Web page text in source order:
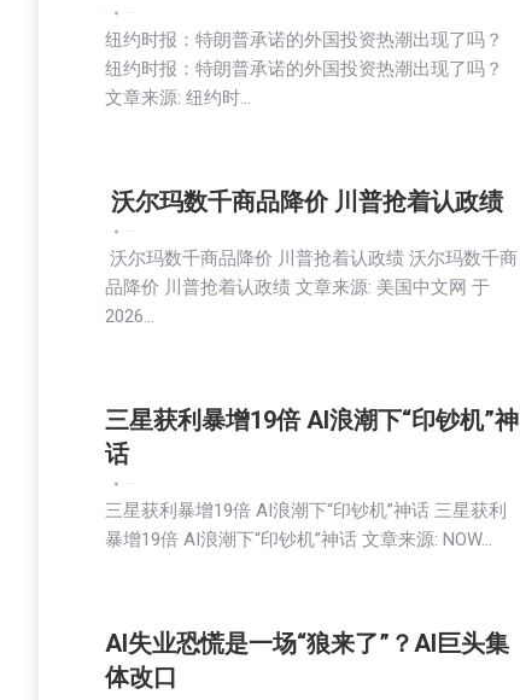
纽约时报：特朗普承诺的外国投资热潮出现了吗？
纽约时报：特朗普承诺的外国投资热潮出现了吗？
文章来源: 纽约时…
沃尔玛数千商品降价 川普抢着认政绩
沃尔玛数千商品降价 川普抢着认政绩 沃尔玛数千商
品降价 川普抢着认政绩 文章来源: 美国中文网 于
2026…
三星获利暴增19倍 AI浪潮下“印钞机”神
话
三星获利暴增19倍 AI浪潮下“印钞机”神话 三星获利
暴增19倍 AI浪潮下“印钞机”神话 文章来源: NOW…
AI失业恐慌是一场“狼来了”？AI巨头集
体改口